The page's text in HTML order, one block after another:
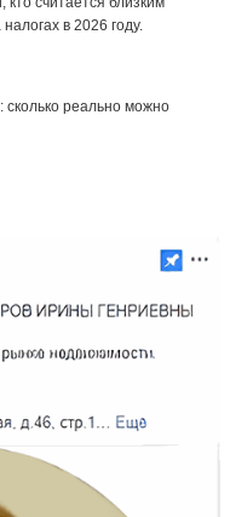
в 2026 году.
реально можно